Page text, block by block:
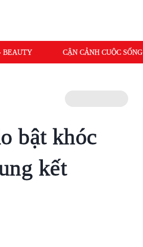
BEAUTY CẬN CẢNH CUỘC SỐNG
bật khóc
kết